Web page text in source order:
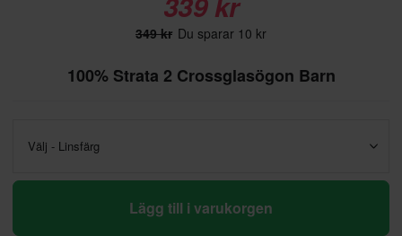
349 kr Du sparar 10 kr
100% Strata 2 Crossglasögon Barn
Välj - Linsfärg
Lägg till i varukorgen